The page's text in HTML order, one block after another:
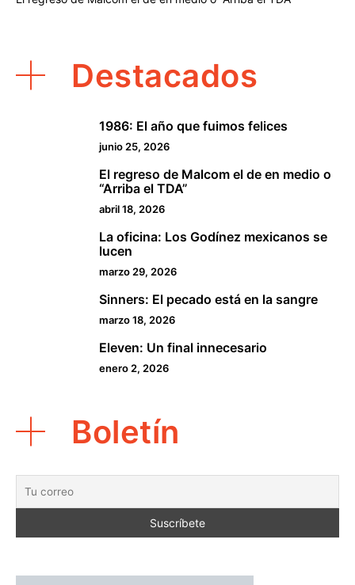
Destacados
1986: El año que fuimos felices
junio 25, 2026
El regreso de Malcom el de en medio o
“Arriba el TDA”
abril 18, 2026
La oficina: Los Godínez mexicanos se
lucen
marzo 29, 2026
Sinners: El pecado está en la sangre
marzo 18, 2026
Eleven: Un final innecesario
enero 2, 2026
Boletín